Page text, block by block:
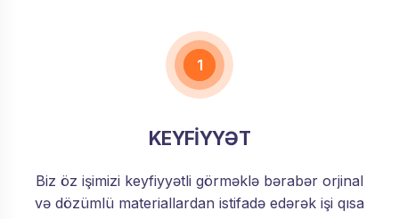
1
KEYFİYYƏT
Biz öz işimizi keyfiyyətli görməklə bərabər orjinal
və dözümlü materiallardan istifadə edərək işi qısa